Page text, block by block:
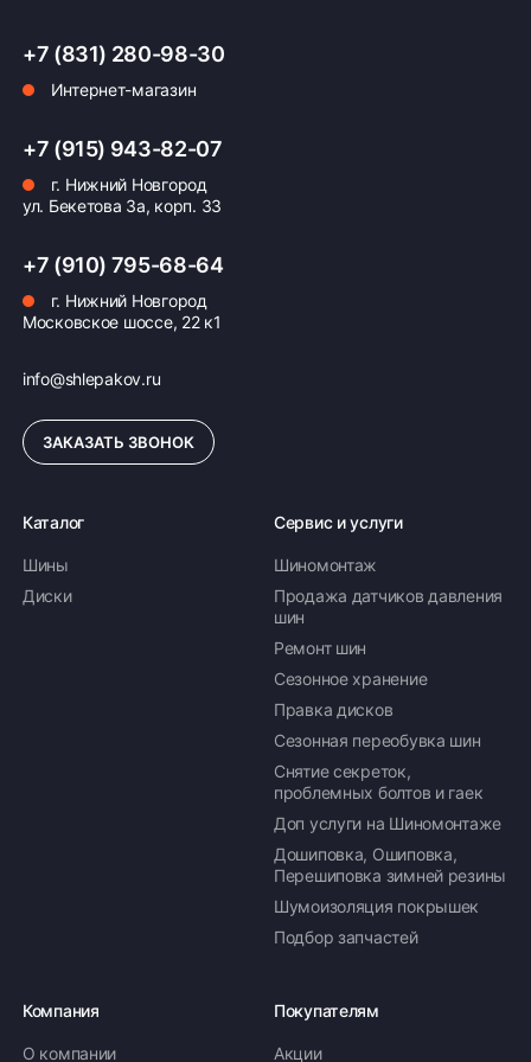
Оплата заказа
Возможна картой, наличными при получении,
формирование счёта для Юр.Лица
+7 (831) 280-98-30
Интернет-магазин
+7 (915) 943-82-07
г. Нижний Новгород
ул. Бекетова 3а, корп. 33
+7 (910) 795-68-64
г. Нижний Новгород
Московское шоссе, 22 к1
info@shlepakov.ru
ЗАКАЗАТЬ ЗВОНОК
Каталог
Шины
Диски
Сервис и услуги
Шиномонтаж
Продажа датчиков давления
шин
Ремонт шин
Сезонное хранение
Правка дисков
Сезонная переобувка шин
Снятие секреток,
проблемных болтов и гаек
Доп услуги на Шиномонтаже
Дошиповка, Ошиповка,
Перешиповка зимней резины
Шумоизоляция покрышек
Подбор запчастей
Компания
О компании
Покупателям
Акции